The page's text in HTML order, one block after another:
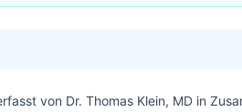
von Dr. Thomas Klein, MD in